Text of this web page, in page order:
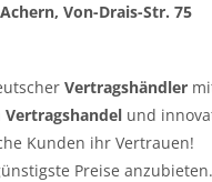
Von-Drais-Str. 75
Vertragshändler
Vertragshandel und
Kunden ihr Vertrauen!
Preise anzubieten.